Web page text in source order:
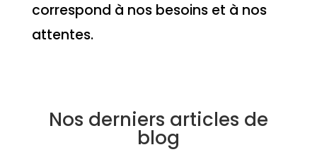
correspond à nos besoins et à nos
attentes.
Nos derniers articles de
blog